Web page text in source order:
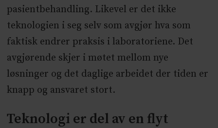
pasientbehandling. Likevel er det ikke
teknologien i seg selv som avgjør hva som
faktisk endrer praksis i laboratoriene. Det
avgjørende skjer i møtet mellom nye
løsninger og det daglige arbeidet der tiden er
knapp og ansvaret stort.
Teknologi er del av en flyt